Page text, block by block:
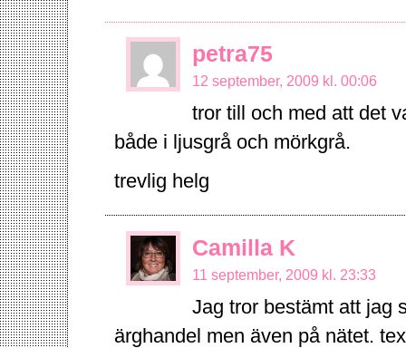
petra75
12 september, 2009 kl. 00:06
tror till och med att det
både i ljusgrå och mörkgrå.
trevlig helg
Camilla K
11 september, 2009 kl. 23:33
Jag tror bestämt att jag
ärghandel men även på nätet.